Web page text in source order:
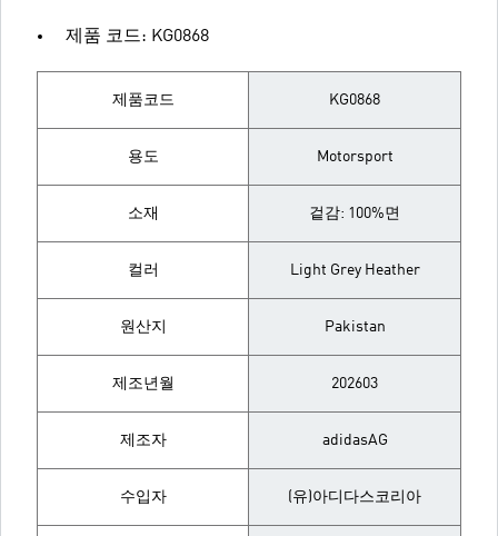
제품 코드: KG0868
제품코드 KG0868
용도 Motorsport
소재 겉감: 100%면
컬러 Light Grey Heather
원산지 Pakistan
제조년월 202603
제조자 adidasAG
수입자 (유)아디다스코리아